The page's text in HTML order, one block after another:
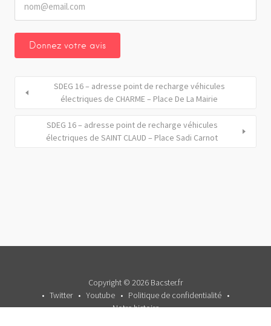
SDEG 16 – adresse point de recharge véhicules
électriques de CHARME – Place De La Mairie
SDEG 16 – adresse point de recharge véhicules
électriques de SAINT CLAUD – Place Sadi Carnot
Copyright © 2026 Bacster.fr
Twitter
Youtube
Politique de confidentialité
Notre histoire